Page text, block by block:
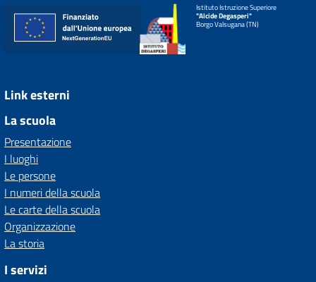
Istituto Istruzione Superiore
"Alcide Degasperi"
Borgo Valsugana (TN)
Link esterni
La scuola
Presentazione
I luoghi
Le persone
I numeri della scuola
Le carte della scuola
Organizzazione
La storia
I servizi